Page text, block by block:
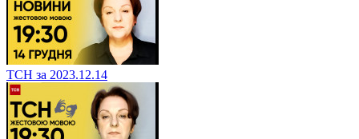
ТСН за 2023.12.14